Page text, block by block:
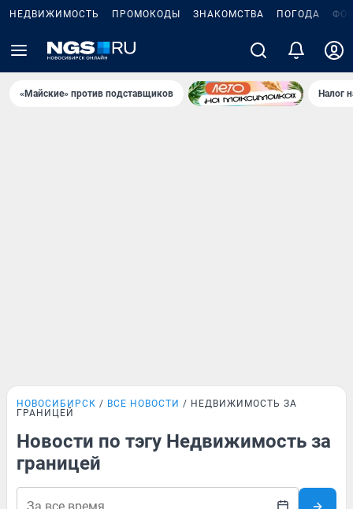
НЕДВИЖИМОСТЬ ПРОМОКОДЫ ЗНАКОМСТВА ПОГОДА
«Майские» против подставщиков Налог
НОВОСИБИРСК ВСЕ НОВОСТИ
НЕДВИЖИМОСТЬ ЗА
ГРАНИЦЕЙ
Новости по тэгу Недвижимость за
границей